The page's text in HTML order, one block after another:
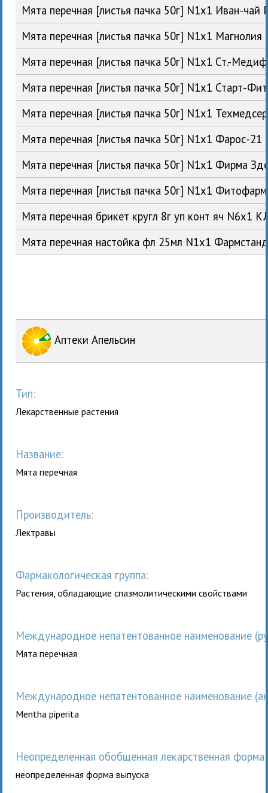
Мята перечная [листья пачка 50г] N1x1 Иван-чай
Мята перечная [листья пачка 50г] N1x1
Мята перечная [листья пачка 50г] N1x1 Ст.-
Мята перечная [листья пачка 50г] N1x1 Старт-
Мята перечная [листья пачка 50г] N1x1
Мята перечная [листья пачка 50г] N1x1 Фарос-
Мята перечная [листья пачка 50г] N1x1 Фирма
Мята перечная [листья пачка 50г] N1x1
Мята перечная брикет кругл 8г уп конт яч N6x1
Мята перечная настойка фл 25мл N1x1
Аптеки Апельсин
Тип:
Лекарственные растения
Название:
Мята перечная
Производитель:
Лектравы
Фармакологическая группа:
Растения, обладающие спазмолитическими свойствами
Международное непатентованное наименование
Мята перечная
Международное непатентованное наименование
Mentha piperita
неопределенная обобщенная лекарственная форма
неопределенная форма выпуска